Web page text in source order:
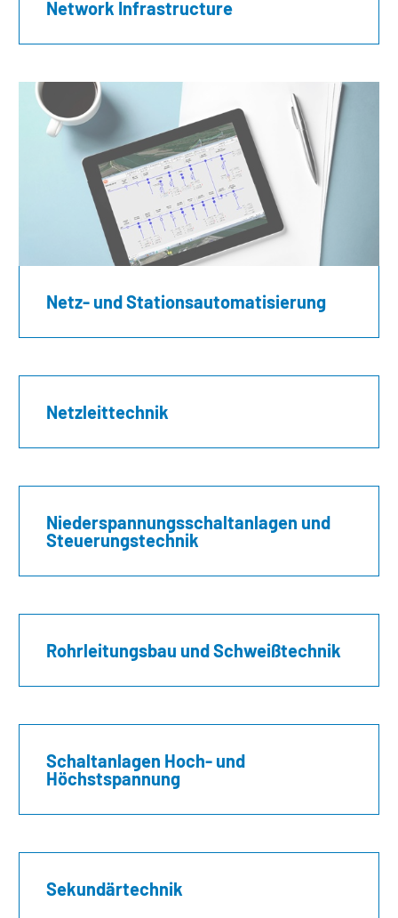
Network Infrastructure
Netz- und Stationsautomatisierung
Netzleittechnik
Niederspannungs­schaltanlagen und
Steuerungs­technik
Rohrleitungsbau und Schweißtechnik
Schaltanlagen Hoch- und
Höchstspannung
Sekundärtechnik